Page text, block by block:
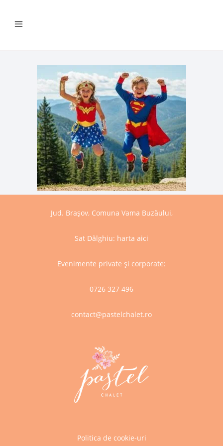
Jud. Brașov, Comuna Vama Buzăului,
Sat Dălghiu: harta aici
Evenimente private și corporate:
0726 327 496
contact@pastelchalet.ro
Politica de cookie-uri